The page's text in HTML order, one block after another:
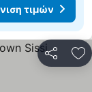
τιμών